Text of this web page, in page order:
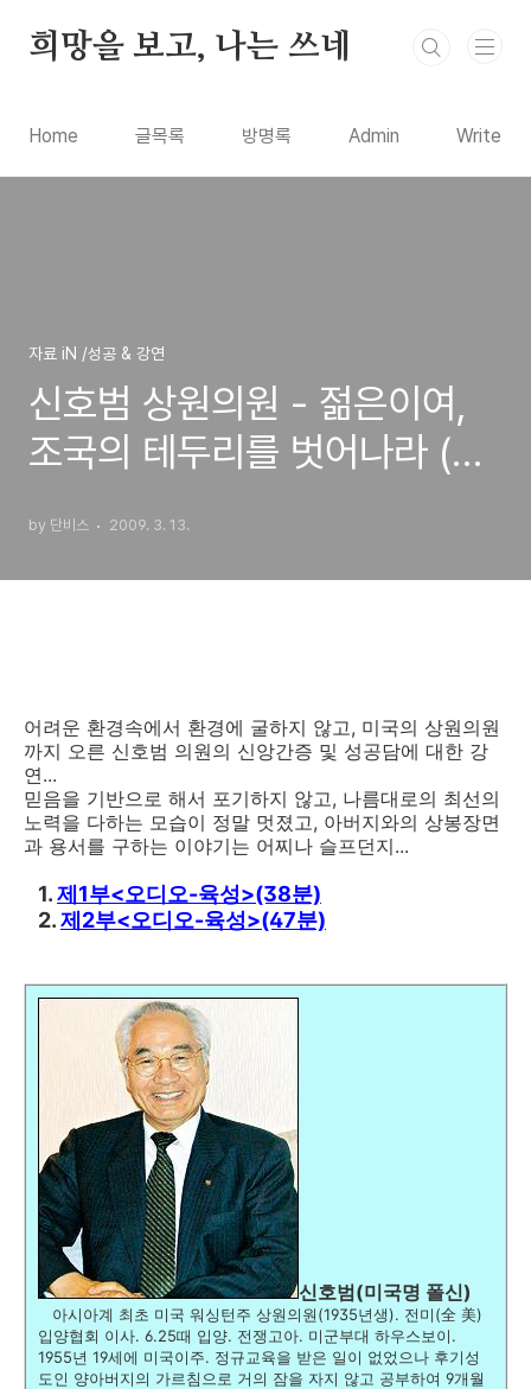
희망을 보고, 나는 쓰네
Home 글목록 방명록 Admin Write
자료 iN /성공 & 강연
신호범 상원의원 - 젊은이여,
조국의 테두리를 벗어나라 (오
by 단비스 2009. 3. 13.
어려운 환경속에서 환경에 굴하지 않고, 미국의 상원의원
까지 오른 신호범 의원의 신앙간증 및 성공담에 대한 강
연...
믿음을 기반으로 해서 포기하지 않고, 나름대로의 최선의
노력을 다하는 모습이 정말 멋졌고, 아버지와의 상봉장면
과 용서를 구하는 이야기는 어찌나 슬프던지...
1.제1부<오디오-육성>(38분)
2.제2부<오디오-육성>(47분)
신호범(미국명 폴신)
아시아계 최초 미국 워싱턴주 상원의원(1935년생). 전미(全 美)
입양협회 이사. 6.25때 입양. 전쟁고아. 미군부대 하우스보이.
1955년 19세에 미국이주. 정규교육을 받은 일이 없었으나 후기성
도인 양아버지의 가르침으로 거의 잠을 자지 않고 공부하여 9개월